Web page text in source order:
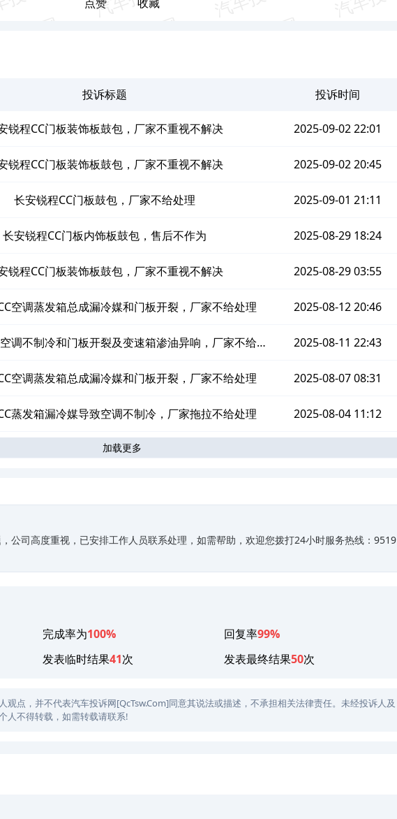
投诉标题 投诉时间
锐程CC门板装饰板鼓包，厂家不重视不解决 2025-09-02 22:01
锐程CC门板装饰板鼓包，厂家不重视不解决 2025-09-02 20:45
长安锐程CC门板鼓包，厂家不给处理 2025-09-01 21:11
长安锐程CC门板内饰板鼓包，售后不作为 2025-08-29 18:24
锐程CC门板装饰板鼓包，厂家不重视不解决 2025-08-29 03:55
空调蒸发箱总成漏冷媒和门板开裂，厂家不给处理 2025-08-12 20:46
调不制冷和门板开裂及变速箱渗油异响，厂家不给处
理
2025-08-11 22:43
空调蒸发箱总成漏冷媒和门板开裂，厂家不给处理 2025-08-07 08:31
蒸发箱漏冷媒导致空调不制冷，厂家拖拉不给处理 2025-08-04 11:12
加载更多
公司高度重视，已安排工作人员联系处理，如需帮助，欢迎您拨打24小时服务热线：9519
完成率为100% 回复率99%
发表临时结果41次 发表最终结果50次
观点，并不代表汽车投诉网[QcTsw.Com]同意其说法或描述，不承担相关法律责任。未经投诉人及
人不得转载，如需转载请联系!